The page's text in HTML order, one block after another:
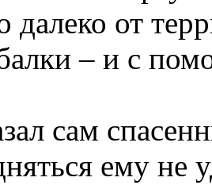
далеко от
– и с
сам
ему не